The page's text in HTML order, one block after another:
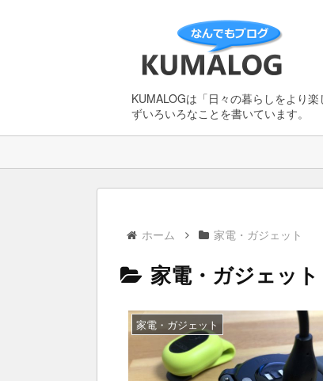
KUMALOGは「日々の暮らしをより
ずいろいろなことを書いています。
ホーム 家電・ガジェット
家電・ガジェット
家電・ガジェット